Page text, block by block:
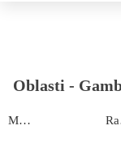
Oblasti -
Manihi